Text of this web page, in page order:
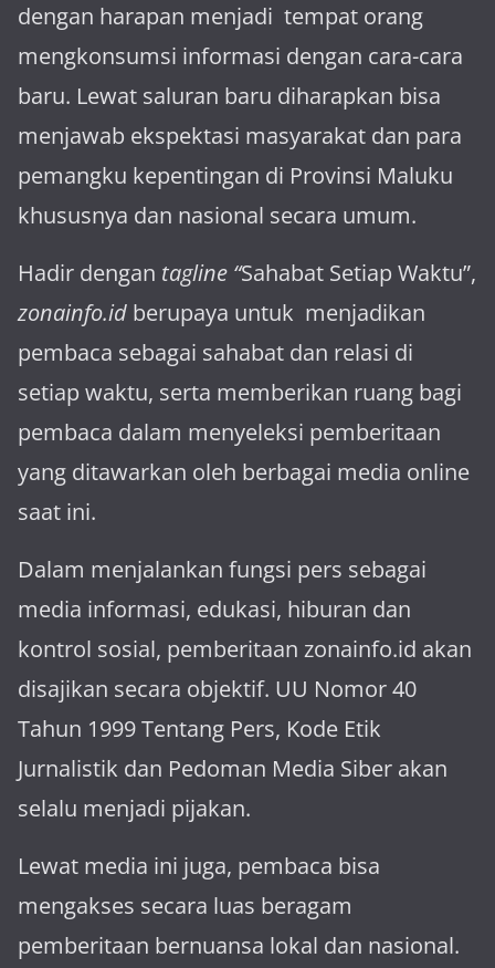
dengan harapan menjadi tem­pat orang
mengkonsumsi informasi dengan cara-cara
baru. Lewat sa­luran ba­ru diharapkan bisa
menja­wab ekspektasi masya­rakat dan para
pemangku kepen­tingan di Provinsi Maluku
khususnya dan nasional secara umum.
Hadir dengan tagline “Sahabat Setiap Waktu”,
zonainfo.id berupaya untuk menjadikan
pembaca sebagai sahabat dan relasi di
setiap waktu, serta memberikan ruang bagi
pembaca dalam menyeleksi pemberitaan
yang ditawarkan oleh berbagai media online
saat ini.
Dalam menjalankan fungsi pers sebagai
media informasi, edukasi, hiburan dan
kontrol sosial, pemberitaan zonainfo.id akan
disajikan secara objektif. UU Nomor 40
Tahun 1999 Tentang Pers, Kode Etik
Jurnalistik dan Pedoman Media Siber akan
selalu menjadi pijakan.
Lewat media ini juga, pembaca bisa
mengakses secara luas beragam
pemberitaan bernuansa lokal dan nasional.